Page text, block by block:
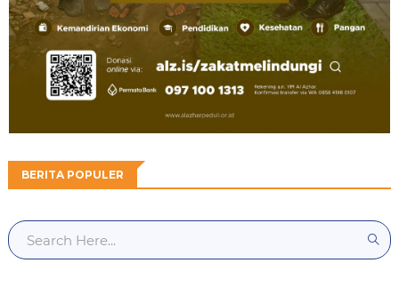
BERITA POPULER